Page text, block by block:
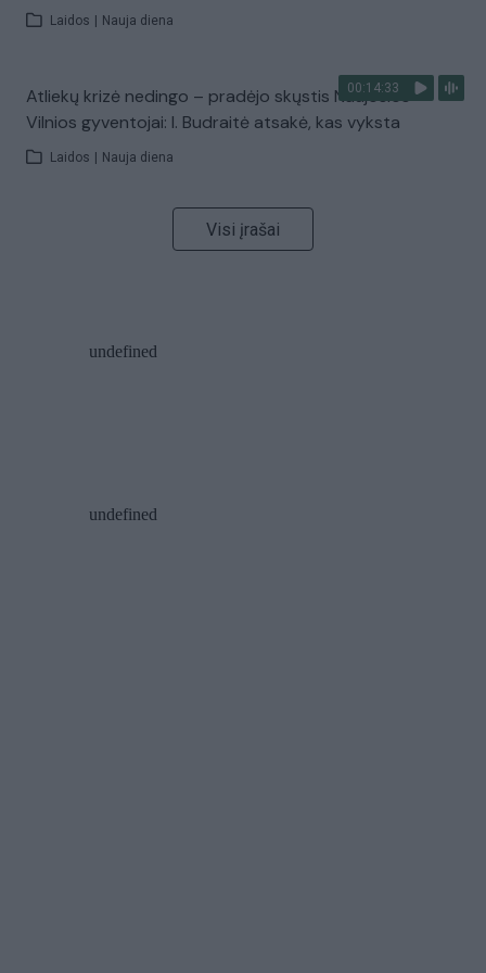
Laidos Nauja diena
00:14:33
Atliekų krizė nedingo – pradėjo skųstis Naujosios
Vilnios gyventojai: I. Budraitė atsakė, kas vyksta
Laidos Nauja diena
Visi įrašai